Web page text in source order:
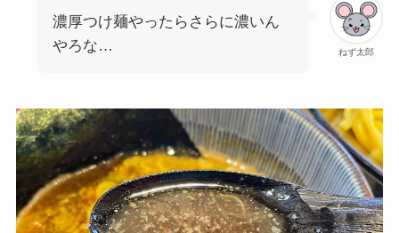
ねず太郎
濃厚つけ麺やったらさらに濃いん
やろな…